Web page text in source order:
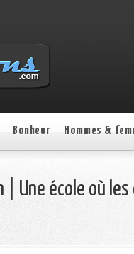
Bonheur Hommes &
| Une école où